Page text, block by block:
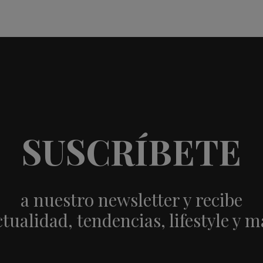
SUSCRÍBETE
a nuestro newsletter y recibe
tendencias, lifestyle y